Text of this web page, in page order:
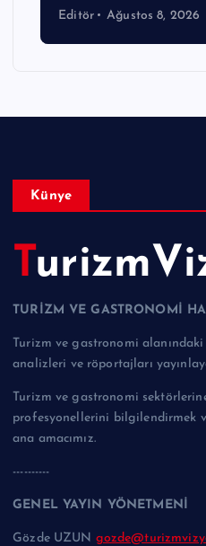
Editör Ağustos 8, 2026
Künye
TURİZM VE GASTRONOMİ
Turizm ve gastronomi
analizleri ve röportajları
Turizm ve gastronomi
profesyonellerini bilgilendirmek
ana amacımız.
----------
GENEL YAYIN YÖNETMENİ
Gözde UZUN